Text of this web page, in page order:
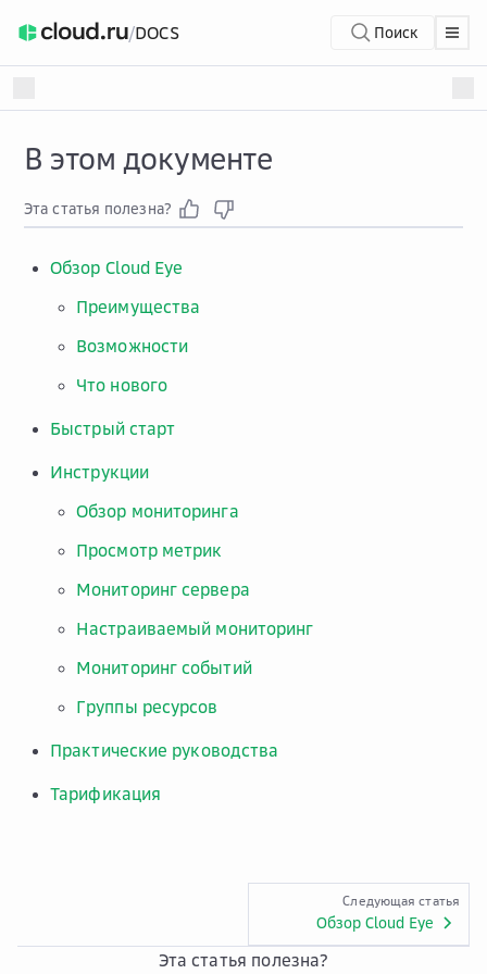
/DOCS Поиск
В этом документе
Эта статья полезна?
Обзор Cloud Eye
Преимущества
Возможности
Что нового
Быстрый старт
Инструкции
Обзор мониторинга
Просмотр метрик
Мониторинг сервера
Настраиваемый мониторинг
Мониторинг событий
Группы ресурсов
Практические руководства
Тарификация
Следующая статья
Обзор Cloud Eye
Эта статья полезна?